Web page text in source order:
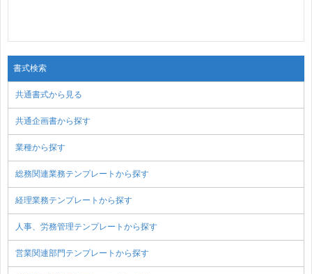
書式検索
共通書式から見る
共通企画書から探す
業種から探す
総務関連業務テンプレートから探す
経理業務テンプレートから探す
人事、労務管理テンプレートから探す
営業関連部門テンプレートから探す